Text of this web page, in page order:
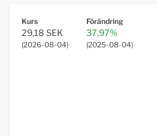
Kurs
29,18 SEK
(2026-08-04)
Förändring
37,97%
(2025-08-04)